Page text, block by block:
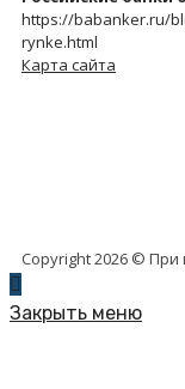
https://babanker.ru/
rynke.html
Карта сайта
Copyright 2026 ©
Закрыть меню